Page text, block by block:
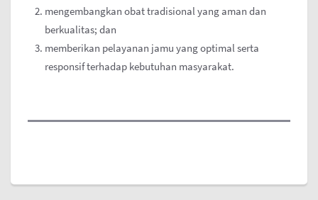
mengembangkan obat tradisional yang aman dan
berkualitas; dan
memberikan pelayanan jamu yang optimal serta
responsif terhadap kebutuhan masyarakat.